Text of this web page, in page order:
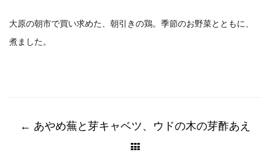
大原の朝市で買い求めた、朝引きの鶏。季節のお野菜とともに、
煮ました。
navigation
← あやめ蕪と芽キャベツ、ウドの木の芽酢あえ